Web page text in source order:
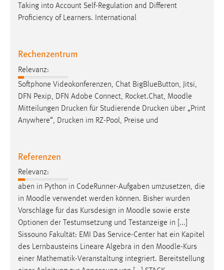
Taking into Account Self-Regulation and Different
Proficiency of Learners. International
Rechenzentrum
Relevanz:
Softphone Videokonferenzen, Chat BigBlueButton, Jitsi,
DFN Pexip, DFN Adobe Connect, Rocket.Chat, Moodle
Mitteilungen Drucken für Studierende Drucken über „Print
Anywhere“, Drucken im RZ-Pool, Preise und
Referenzen
Relevanz:
aben in Python in CodeRunner-Aufgaben umzusetzen, die
in Moodle verwendet werden können. Bisher wurden
Vorschläge für das Kursdesign in Moodle sowie erste
Optionen der Testumsetzung und Testanzeige in [...]
Sissouno Fakultät: EMI Das Service-Center hat ein Kapitel
des Lernbausteins Lineare Algebra in den Moodle-Kurs
einer Mathematik-Veranstaltung integriert. Bereitstellung